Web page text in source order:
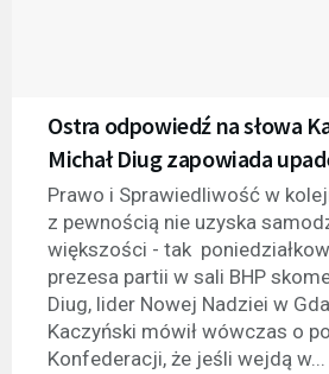
Ostra odpowiedź na słowa
Michał Diug zapowiada
Prawo i Sprawiedliwość w
z pewnością nie uzyska
większości - tak
prezesa partii w sali BHP
Diug, lider Nowej Nadziei w
Kaczyński mówił wówczas o
Konfederacji, że jeśli wejdą w...